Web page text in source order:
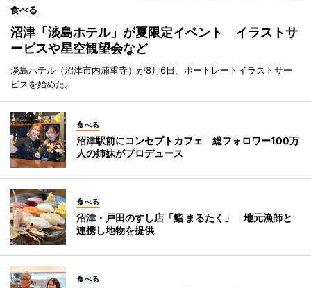
食べる
沼津「淡島ホテル」が夏限定イベント イラストサ
ービスや星空観望会など
淡島ホテル（沼津市内浦重寺）が8月6日、ポートレートイラストサー
ビスを始めた。
食べる
沼津駅前にコンセプトカフェ 総フォロワー100万
人の姉妹がプロデュース
食べる
沼津・戸田のすし店「鮨 まるたく」 地元漁師と
連携し地物を提供
食べる